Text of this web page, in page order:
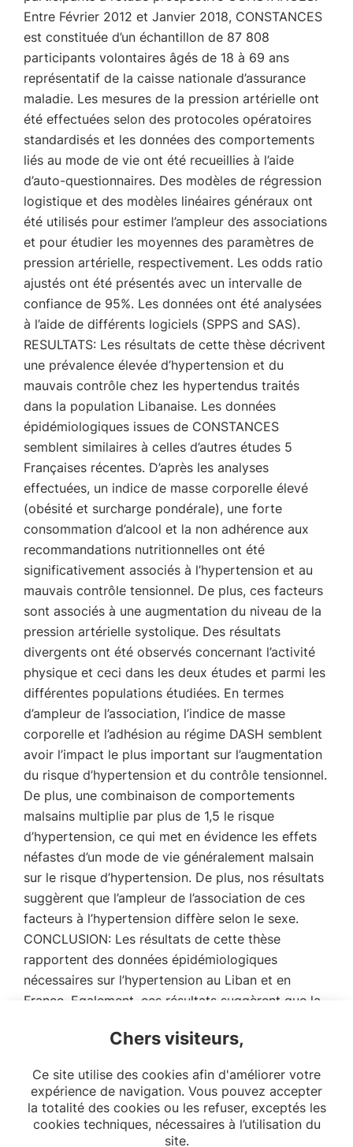
Entre Février 2012 et Janvier 2018, CONSTANCES
est constituée d’un échantillon de 87 808
participants volontaires âgés de 18 à 69 ans
représentatif de la caisse nationale d’assurance
maladie. Les mesures de la pression artérielle ont
été effectuées selon des protocoles opératoires
standardisés et les données des comportements
liés au mode de vie ont été recueillies à l’aide
d’auto-questionnaires. Des modèles de régression
logistique et des modèles linéaires généraux ont
été utilisés pour estimer l’ampleur des associations
et pour étudier les moyennes des paramètres de
pression artérielle, respectivement. Les odds ratio
ajustés ont été présentés avec un intervalle de
confiance de 95%. Les données ont été analysées
à l’aide de différents logiciels (SPPS and SAS).
RESULTATS: Les résultats de cette thèse décrivent
une prévalence élevée d’hypertension et du
mauvais contrôle chez les hypertendus traités
dans la population Libanaise. Les données
épidémiologiques issues de CONSTANCES
semblent similaires à celles d’autres études 5
Françaises récentes. D’après les analyses
effectuées, un indice de masse corporelle élevé
(obésité et surcharge pondérale), une forte
consommation d’alcool et la non adhérence aux
recommandations nutritionnelles ont été
significativement associés à l’hypertension et au
mauvais contrôle tensionnel. De plus, ces facteurs
sont associés à une augmentation du niveau de la
pression artérielle systolique. Des résultats
divergents ont été observés concernant l’activité
physique et ceci dans les deux études et parmi les
différentes populations étudiées. En termes
d’ampleur de l’association, l’indice de masse
corporelle et l’adhésion au régime DASH semblent
avoir l’impact le plus important sur l’augmentation
du risque d’hypertension et du contrôle tensionnel.
De plus, une combinaison de comportements
malsains multiplie par plus de 1,5 le risque
d’hypertension, ce qui met en évidence les effets
néfastes d’un mode de vie généralement malsain
sur le risque d’hypertension. De plus, nos résultats
suggèrent que l’ampleur de l’association de ces
facteurs à l’hypertension diffère selon le sexe.
CONCLUSION: Les résultats de cette thèse
rapportent des données épidémiologiques
nécessaires sur l’hypertension au Liban et en
France. Egalement, ces résultats suggèrent que la
médicamenteuses recommandées a un impact
le contrôle tensionnel.
Chers visiteurs,
Ce site utilise des cookies afin d'améliorer votre
expérience de navigation. Vous pouvez accepter
la totalité des cookies ou les refuser, exceptés les
cookies techniques, nécessaires à l’utilisation du
site.